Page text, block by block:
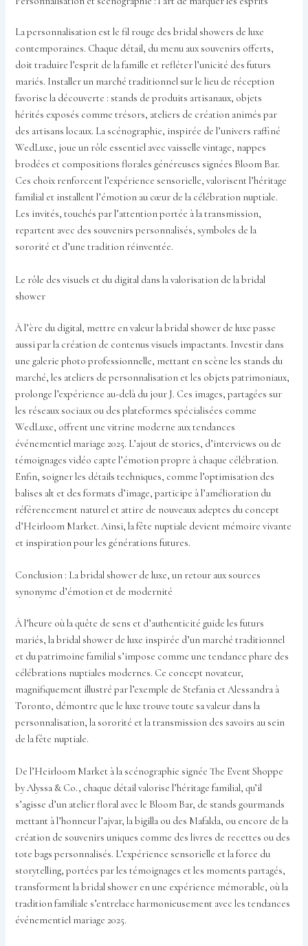
La personnalisation est le fil rouge des bridal showers de luxe
contemporaines. Chaque détail, du menu aux souvenirs offerts,
doit traduire l’esprit de la famille et refléter l’unicité des futurs
mariés. Installer un marché traditionnel sur le lieu de réception
favorise la découverte : stands de produits artisanaux, objets
hérités exposés comme trésors, ateliers de création animés par
des artisans locaux. La scénographie, inspirée de l’univers raffiné
WedLuxe, joue un rôle essentiel avec vaisselle vintage, nappes
brodées et compositions florales généreuses signées Bloom Bar.
Ces choix renforcent l’expérience sensorielle, valorisent l’héritage
familial et installent l’émotion au cœur de la célébration nuptiale.
Les invités, touchés par l’attention portée à la transmission,
repartent avec des souvenirs personnalisés, symboles de la
sororité et d’une tradition réinventée.
Le rôle des visuels et du digital dans la valorisation de la bridal
shower
À l’ère du digital, mettre en valeur la bridal shower de luxe passe
aussi par la création de contenus visuels impactants. Investir dans
une galerie photo professionnelle, mettant en scène les stands du
marché, les ateliers de personnalisation et les objets patrimoniaux,
prolonge l’expérience au-delà du jour J. Ces images, partagées sur
les réseaux sociaux ou des plateformes spécialisées comme
WedLuxe, offrent une vitrine moderne aux tendances
événementiel mariage 2025. L’ajout de stories, d’interviews ou de
témoignages vidéo capte l’émotion propre à chaque célébration.
Enfin, soigner les détails techniques, comme l’optimisation des
balises alt et des formats d’image, participe à l’amélioration du
référencement naturel et attire de nouveaux adeptes du concept
d’Heirloom Market. Ainsi, la fête nuptiale devient mémoire vivante
et inspiration pour les générations futures.
Conclusion : La bridal shower de luxe, un retour aux sources
synonyme d’émotion et de modernité
À l’heure où la quête de sens et d’authenticité guide les futurs
mariés, la bridal shower de luxe inspirée d’un marché traditionnel
et du patrimoine familial s’impose comme une tendance phare des
célébrations nuptiales modernes. Ce concept novateur,
magnifiquement illustré par l’exemple de Stefania et Alessandra à
Toronto, démontre que le luxe trouve toute sa valeur dans la
personnalisation, la sororité et la transmission des savoirs au sein
de la fête nuptiale.
De l’Heirloom Market à la scénographie signée The Event Shoppe
by Alyssa & Co., chaque détail valorise l’héritage familial, qu’il
s’agisse d’un atelier floral avec le Bloom Bar, de stands gourmands
mettant à l’honneur l’ajvar, la bigilla ou des Mafalda, ou encore de la
création de souvenirs uniques comme des livres de recettes ou des
tote bags personnalisés. L’expérience sensorielle et la force du
storytelling, portées par les témoignages et les moments partagés,
transforment la bridal shower en une expérience mémorable, où la
tradition familiale s’entrelace harmonieusement avec les tendances
événementiel mariage 2025.